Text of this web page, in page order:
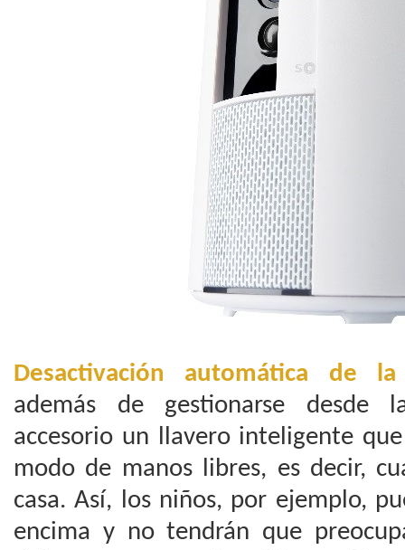
Desactivación automática de
además de gestionarse desde
accesorio un llavero inteligente
modo de manos libres, es decir,
casa. Así, los niños, por ejemplo,
encima y no tendrán que